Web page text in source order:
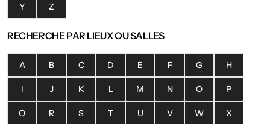
Y Z
RECHERCHE PAR LIEUX OU SALLES
A B C D E F G H
I J K L M N O P
Q R S T U V W X